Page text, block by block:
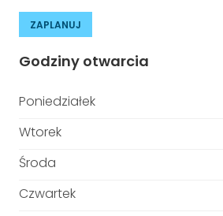
ZAPLANUJ
Godziny otwarcia
Poniedziałek
Wtorek
Środa
Czwartek